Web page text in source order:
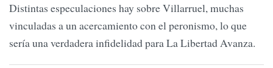
Distintas especulaciones hay sobre Villarruel, muchas
vinculadas a un acercamiento con el peronismo, lo que
sería una verdadera infidelidad para La Libertad Avanza.